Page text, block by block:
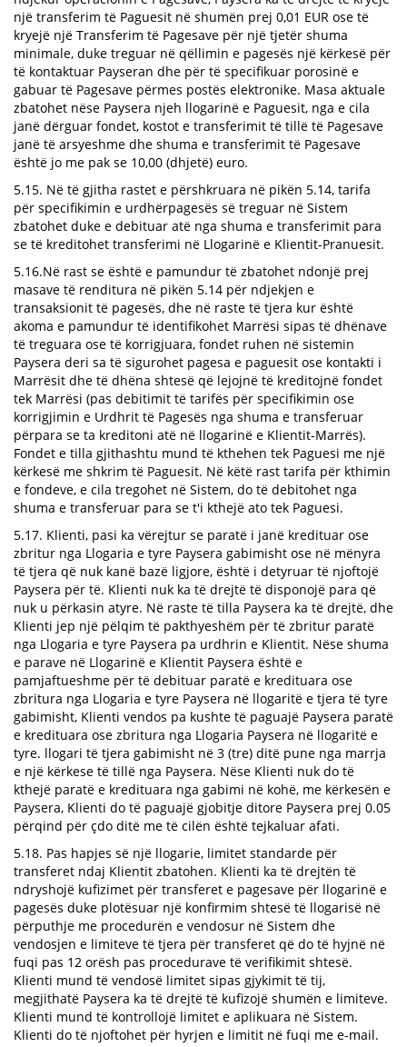
një transferim të Paguesit në shumën prej 0,01 EUR ose të
kryejë një Transferim të Pagesave për një tjetër shuma
minimale, duke treguar në qëllimin e pagesës një kërkesë për
të kontaktuar Payseran dhe për të specifikuar porosinë e
gabuar të Pagesave përmes postës elektronike. Masa aktuale
zbatohet nëse Paysera njeh llogarinë e Paguesit, nga e cila
janë dërguar fondet, kostot e transferimit të tillë të Pagesave
janë të arsyeshme dhe shuma e transferimit të Pagesave
është jo me pak se 10,00 (dhjetë) euro.
5.15. Në të gjitha rastet e përshkruara në pikën 5.14, tarifa
për specifikimin e urdhërpagesës së treguar në Sistem
zbatohet duke e debituar atë nga shuma e transferimit para
se të kreditohet transferimi në Llogarinë e Klientit-Pranuesit.
5.16.Në rast se është e pamundur të zbatohet ndonjë prej
masave të renditura në pikën 5.14 për ndjekjen e
transaksionit të pagesës, dhe në raste të tjera kur është
akoma e pamundur të identifikohet Marrësi sipas të dhënave
të treguara ose të korrigjuara, fondet ruhen në sistemin
Paysera deri sa të sigurohet pagesa e paguesit ose kontakti i
Marrësit dhe të dhëna shtesë që lejojnë të kreditojnë fondet
tek Marrësi (pas debitimit të tarifës për specifikimin ose
korrigjimin e Urdhrit të Pagesës nga shuma e transferuar
përpara se ta kreditoni atë në llogarinë e Klientit-Marrës).
Fondet e tilla gjithashtu mund të kthehen tek Paguesi me një
kërkesë me shkrim të Paguesit. Në këtë rast tarifa për kthimin
e fondeve, e cila tregohet në Sistem, do të debitohet nga
shuma e transferuar para se t'i kthejë ato tek Paguesi.
5.17. Klienti, pasi ka vërejtur se paratë i janë kredituar ose
zbritur nga Llogaria e tyre Paysera gabimisht ose në mënyra
të tjera që nuk kanë bazë ligjore, është i detyruar të njoftojë
Paysera për të. Klienti nuk ka të drejtë të disponojë para që
nuk u përkasin atyre. Në raste të tilla Paysera ka të drejtë, dhe
Klienti jep një pëlqim të pakthyeshëm për të zbritur paratë
nga Llogaria e tyre Paysera pa urdhrin e Klientit. Nëse shuma
e parave në Llogarinë e Klientit Paysera është e
pamjaftueshme për të debituar paratë e kredituara ose
zbritura nga Llogaria e tyre Paysera në llogaritë e tjera të tyre
gabimisht, Klienti vendos pa kushte të paguajë Paysera paratë
e kredituara ose zbritura nga Llogaria Paysera në llogaritë e
tyre. llogari të tjera gabimisht në 3 (tre) ditë pune nga marrja
e një kërkese të tillë nga Paysera. Nëse Klienti nuk do të
kthejë paratë e kredituara nga gabimi në kohë, me kërkesën e
Paysera, Klienti do të paguajë gjobitje ditore Paysera prej 0.05
përqind për çdo ditë me të cilën është tejkaluar afati.
5.18. Pas hapjes së një llogarie, limitet standarde për
transferet ndaj Klientit zbatohen. Klienti ka të drejtën të
ndryshojë kufizimet për transferet e pagesave për llogarinë e
pagesës duke plotësuar një konfirmim shtesë të llogarisë në
përputhje me procedurën e vendosur në Sistem dhe
vendosjen e limiteve të tjera për transferet që do të hyjnë në
fuqi pas 12 orësh pas procedurave të verifikimit shtesë.
Klienti mund të vendosë limitet sipas gjykimit të tij,
megjithatë Paysera ka të drejtë të kufizojë shumën e limiteve.
Klienti mund të kontrollojë limitet e aplikuara në Sistem.
Klienti do të njoftohet për hyrjen e limitit në fuqi me e-mail.